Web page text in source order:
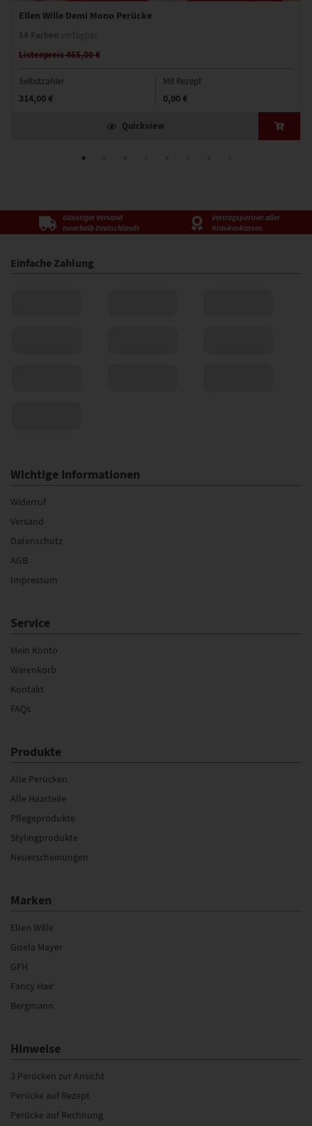
Ellen Wille Demi Mono Perücke
Listenpreis 465,00 €
Selbstzahler
314,00 €
Mit Rezept
0,00 €
Quickview
Günstiger Versand
innerhalb Deutschlands
Vertragspartner aller
Krankenkassen
Einfache Zahlung
Wichtige Informationen
Widerruf
Versand
Datenschutz
AGB
Impressum
Service
Mein Konto
Warenkorb
Kontakt
FAQs
Produkte
Alle Perücken
Alle Haarteile
Pflegeprodukte
Stylingprodukte
Neuerscheinungen
Marken
Ellen Wille
Gisela Mayer
GFH
Fancy Hair
Bergmann
Hinweise
3 Perücken zur Ansicht
Perücke auf Rezept
Perücke auf Rechnung